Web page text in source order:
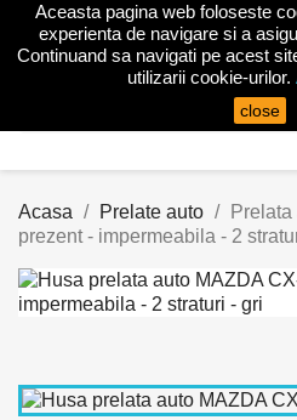
Acasa Prelate auto
prezent - impermeabila - 2
Aceasta pagina web foloseste
experienta de navigare si a
Continuand sa navigati pe acest
utilizarii cookie-urilor.
close